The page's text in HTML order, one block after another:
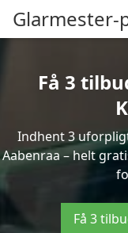
Glarmester-
Få 3
Indhent 3
Aabenraa – helt
Få 3